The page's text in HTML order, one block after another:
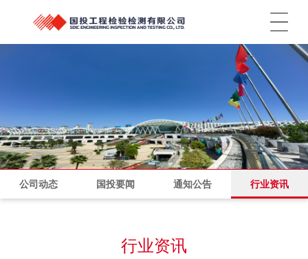
菜单
公司动态 国投要闻 通知公告 行业资讯
行业资讯